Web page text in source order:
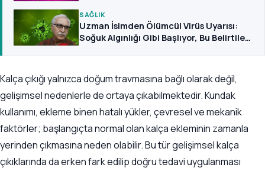
SAĞLIK
Uzman İsimden Ölümcül Virüs Uyarısı:
Soğuk Algınlığı Gibi Başlıyor, Bu Belirtilere
Kalça çıkığı yalnızca doğum travmasına bağlı olarak değil,
gelişimsel nedenlerle de ortaya çıkabilmektedir. Kundak
kullanımı, ekleme binen hatalı yükler, çevresel ve mekanik
faktörler; başlangıçta normal olan kalça ekleminin zamanla
yerinden çıkmasına neden olabilir. Bu tür gelişimsel kalça
çıkıklarında da erken fark edilip doğru tedavi uygulanması